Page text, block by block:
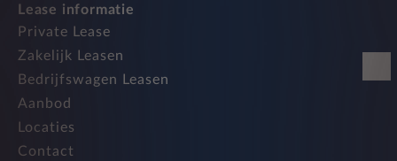
Lease informatie
Private Lease
Zakelijk Leasen
Bedrijfswagen Leasen
Aanbod
Locaties
Contact